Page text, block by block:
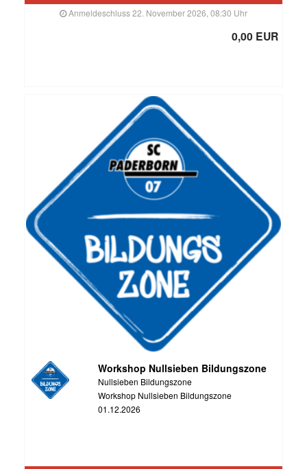
Anmeldeschluss 22. November 2026, 08:30 Uhr
0,00 EUR
Workshop Nullsieben Bildungszone
Nullsieben Bildungszone
Workshop Nullsieben Bildungszone
01.12.2026